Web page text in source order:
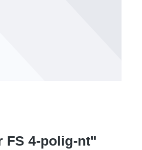
FS 4-polig-nt"